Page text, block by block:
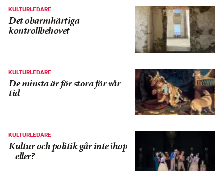
KULTURLEDARE
Det obarmhärtiga
kontrollbehovet
KULTURLEDARE
De minsta är för stora för vår
tid
KULTURLEDARE
Kultur och politik går inte ihop
– eller?